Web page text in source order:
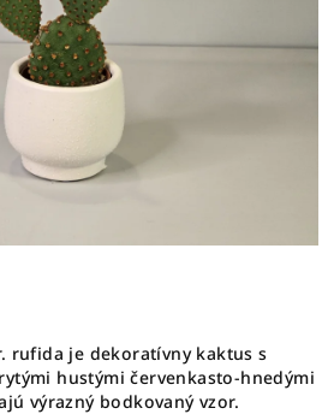
rufida je dekoratívny kaktus s
hustými červenkasto-hnedými
výrazný bodkovaný vzor.